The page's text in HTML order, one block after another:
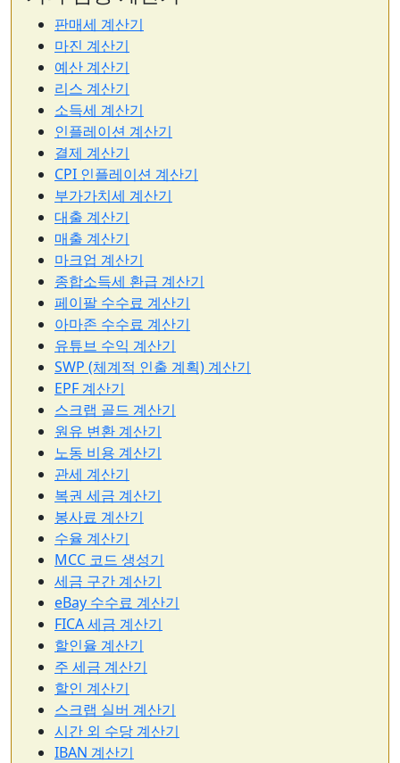
판매세 계산기
마진 계산기
예산 계산기
리스 계산기
소득세 계산기
인플레이션 계산기
결제 계산기
CPI 인플레이션 계산기
부가가치세 계산기
대출 계산기
매출 계산기
마크업 계산기
종합소득세 환급 계산기
페이팔 수수료 계산기
아마존 수수료 계산기
유튜브 수익 계산기
SWP (체계적 인출 계획) 계산기
EPF 계산기
스크랩 골드 계산기
원유 변환 계산기
노동 비용 계산기
관세 계산기
복권 세금 계산기
봉사료 계산기
수율 계산기
MCC 코드 생성기
세금 구간 계산기
eBay 수수료 계산기
FICA 세금 계산기
할인율 계산기
주 세금 계산기
할인 계산기
스크랩 실버 계산기
시간 외 수당 계산기
IBAN 계산기